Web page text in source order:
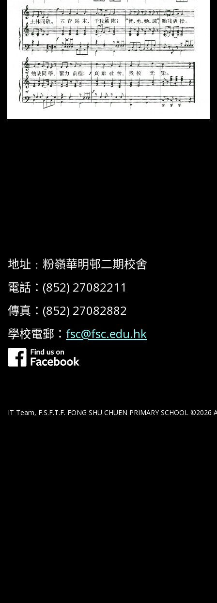
地址﹕粉嶺華明邨二期校舍
電話：(852) 27082211
傳真：(852) 27082882
學校電郵： fsc@fsc.edu.hk
IT Team, F.S.F.T.F. FONG SHU CHUEN PRIMARY SCHOOL ©2026